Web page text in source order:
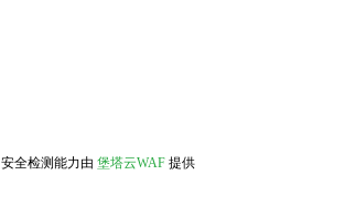
安全检测能力由 堡塔云WAF 提供